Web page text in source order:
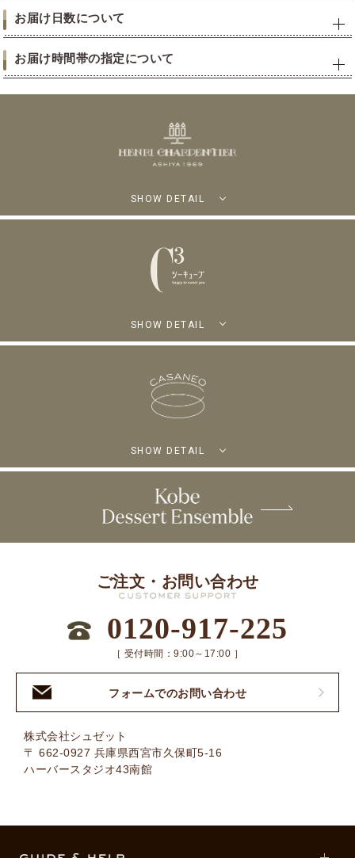
お届け日数について
お届け時間帯の指定について
SHOW DETAIL
SHOW DETAIL
SHOW DETAIL
ご注文・お問い合わせ
0120-917-225
［ 受付時間：9:00～17:00 ］
フォームでのお問い合わせ
株式会社シュゼット
〒 662-0927 兵庫県西宮市久保町5-16
ハーバースタジオ43南館